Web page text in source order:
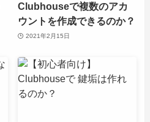
Clubhouseで複数のアカ
ウントを作成できるのか？
2021年2月15日